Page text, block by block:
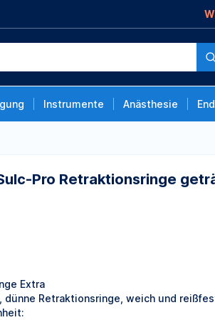
Instrumente Anästhesie
Pro Retraktionsringe
Extra
dünne Retraktionsringe, weich und